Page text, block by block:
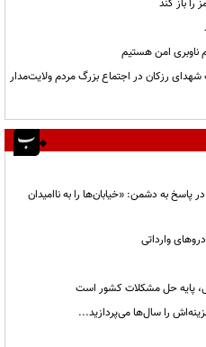
را باز کند
ناوبری امن هستیم
رزکان در اجتماع بزرگ مردم ولایت‌مدار
پاسخ به دشمن: «خیابان‌ها را به ناامیدان
وارداتی
پایه حل مشکلات کشور است